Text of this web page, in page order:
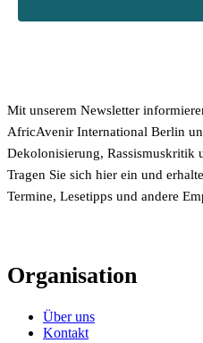
Mit unserem Newsletter
AfricAvenir International Berlin
Dekolonisierung, Rassismuskritik
Tragen Sie sich hier ein und
Termine, Lesetipps und andere
Organisation
Über uns
Kontakt